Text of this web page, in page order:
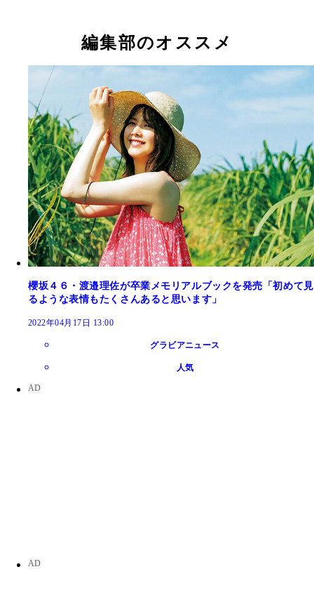
編集部のオススメ
櫻坂４６・渡邉理佐が卒業メモリアルブックを発売「初めて見
るような表情もたくさんあると思います」
2022年04月17日 13:00
グラビアニュース
人気